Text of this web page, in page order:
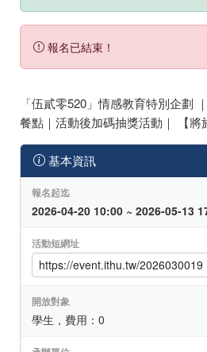
報名已結束！
「伍貳零520」情感教育特別企劃
餐點｜活動後加碼抽獎活動｜ 【將
基本資訊
報名起迄
2026-04-20 10:00 ~ 2026-05-13
活動短網址
開放對象
學生，費用：0